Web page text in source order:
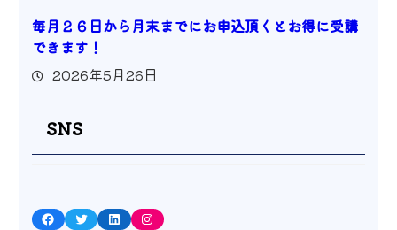
毎月２６日から月末までにお申込頂くとお得に受講
できます！
2026年5月26日
SNS
Facebook Twitter LinkedIn Instagram